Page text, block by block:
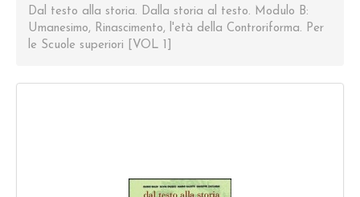
PRENOTAZIONI
SPEDIZIONI
Dal testo alla storia. Dalla storia al testo. Modulo B:
Umanesimo, Rinascimento, l'età della Controriforma. Per
le Scuole superiori [VOL 1]